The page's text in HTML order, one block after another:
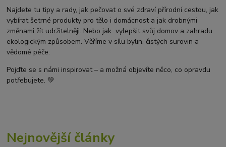
Mastná pokožka hlavy a lupy
Svědění pokožky hlavy
Kvasinky a lupy
diadnostické testy
měření moči
hodnota pH kyselý zásaditý
neutrální
měření pH
Najdete tu tipy a rady, jak pečovat o své zdraví přírodní cestou, jak
vybírat šetrné produkty pro tělo i domácnost a jak drobnými
změnami žít udržitelněji. Nebo jak vylepšit svůj domov a zahradu
ekologickým způsobem. Věříme v sílu bylin, čistých surovin a
vědomé péče.
Pojďte se s námi inspirovat – a možná objevíte něco, co opravdu
potřebujete. 💚
Nejnovější články